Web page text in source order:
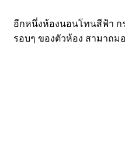
อีกหนึ่งห้องนอนโทนสีฟ้า ก
รอบๆ ของตัวห้อง สามาถม